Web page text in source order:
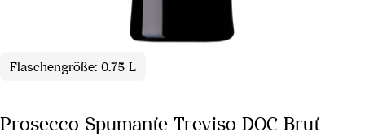
Flaschengröße: 0.75 L
Prosecco Spumante Treviso DOC Brut